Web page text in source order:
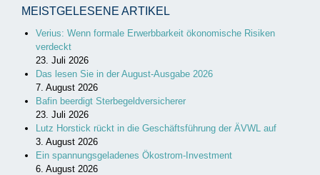
MEISTGELESENE ARTIKEL
Verius: Wenn formale Erwerbbarkeit ökonomische Risiken
verdeckt
23. Juli 2026
Das lesen Sie in der August-Ausgabe 2026
7. August 2026
Bafin beerdigt Sterbegeldversicherer
23. Juli 2026
Lutz Horstick rückt in die Geschäftsführung der ÄVWL auf
3. August 2026
Ein spannungsgeladenes Ökostrom-Investment
6. August 2026